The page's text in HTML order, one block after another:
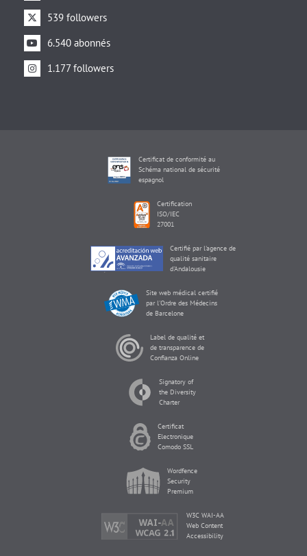
539 followers
6.540 abonnés
1.177 followers
Certificat de conformité au
Schéma national de sécurité
espagnol
Certification
ISO/IEC
27001
Certifié par l'agence de
qualité sanitaire
d'Andalousie
Site web médical certifié
par l'Ordre des Médecins
de Barcelone
Label de qualité et
de transparence de
Confianza Online
Signatory of
the Diversity
Charter
Certificat
Electronique
Comodo SSL
Wordfence
Security
Premium
W3C WAI-AA
Web Content
Accessibility